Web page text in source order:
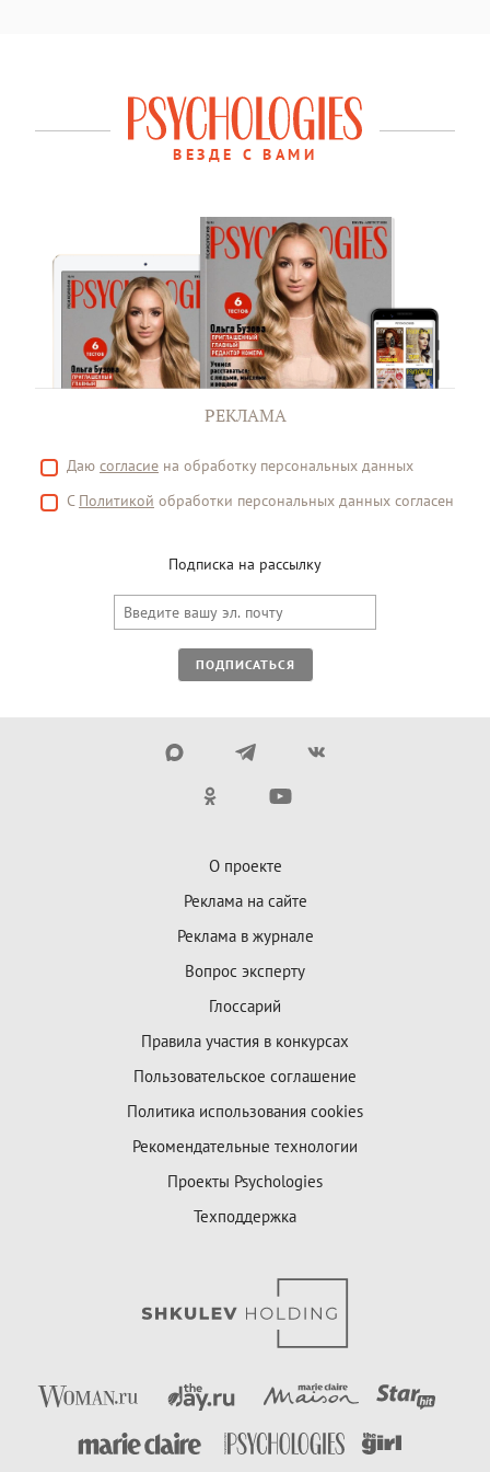
ВЕЗДЕ С ВАМИ
РЕКЛАМА
Даю согласие на обработку персональных данных
С Политикой обработки персональных данных согласен
Подписка на рассылку
ПОДПИСАТЬСЯ
О проекте
Реклама на сайте
Реклама в журнале
Вопрос эксперту
Глоссарий
Правила участия в конкурсах
Пользовательское соглашение
Политика использования cookies
Рекомендательные технологии
Проекты Psychologies
Техподдержка